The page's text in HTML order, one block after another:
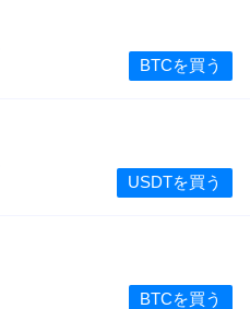
BTCを買う
USDTを買う
BTCを買う